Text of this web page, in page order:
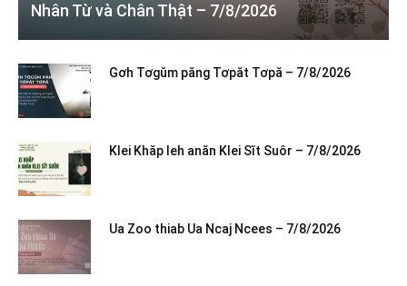
Nhân Từ và Chân Thật – 7/8/2026
Gơh Tơgŭm păng Tơpăt Tơpă – 7/8/2026
Klei Khăp leh anăn Klei Sĭt Suôr – 7/8/2026
Ua Zoo thiab Ua Ncaj Ncees – 7/8/2026